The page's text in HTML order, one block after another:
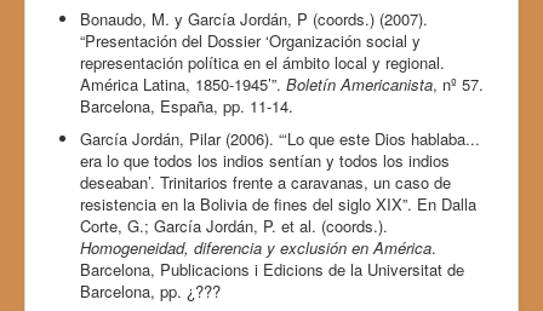
Bonaudo, M. y García Jordán, P (coords.) (2007).
“Presentación del Dossier ‘Organización social y
representación política en el ámbito local y regional.
América Latina, 1850-1945’”. Boletín Americanista, nº 57.
Barcelona, España, pp. 11-14.
García Jordán, Pilar (2006). “‘Lo que este Dios hablaba...
era lo que todos los indios sentían y todos los indios
deseaban’. Trinitarios frente a caravanas, un caso de
resistencia en la Bolivia de fines del siglo XIX”. En Dalla
Corte, G.; García Jordán, P. et al. (coords.).
Homogeneidad, diferencia y exclusión en América.
Barcelona, Publicacions i Edicions de la Universitat de
Barcelona, pp. ¿???